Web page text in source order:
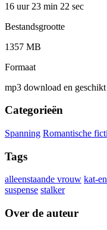
16 uur 23 min 22 sec
Bestandsgrootte
1357 MB
Formaat
mp3 download en
Categorieën
Spanning Romantische
Tags
alleenstaande vrouw kat-
suspense stalker
Over de auteur